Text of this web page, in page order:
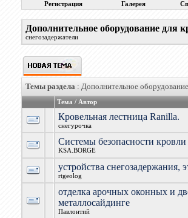
Регистрация Галерея
Дополнительное оборудование для
снегозадержатели
Темы раздела: Дополнительное
Тема / Автор
Кровельная лестница Ranilla.
снегурочка
Системы безопасности
KSA.BORGE
устройства снегозадержания,
rtgeolog
отделка арочных оконных и
металлосайдинге
Павлонтий